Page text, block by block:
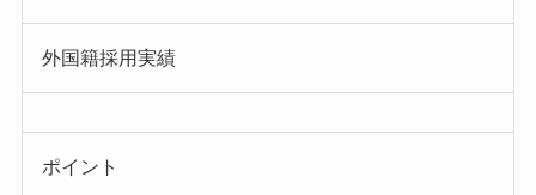
外国籍採用実績
ポイント